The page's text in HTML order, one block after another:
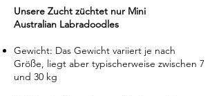
Unsere Zucht züchtet nur Mini
Australian Labradoodles
Gewicht: Das Gewicht variiert je nach
Größe, liegt aber typischerweise zwischen 7
und 30 kg